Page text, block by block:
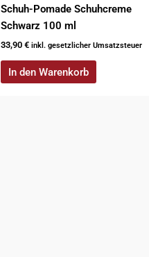
Schuh-Pomade Schuhcreme
Schwarz 100 ml
33,90 € inkl. gesetzlicher Umsatzsteuer
In den Warenkorb